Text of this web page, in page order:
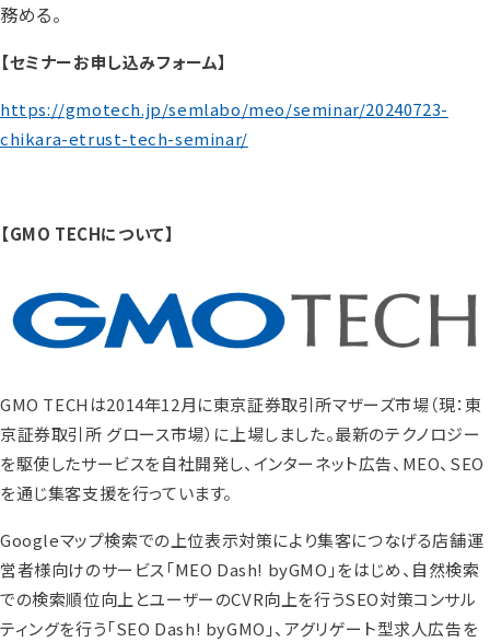
務める。
【セミナーお申し込みフォーム】
https://gmotech.jp/semlabo/meo/seminar/20240723-
chikara-etrust-tech-seminar/
【GMO TECHについて】
GMO TECHは2014年12月に東京証券取引所マザーズ市場（現：東
京証券取引所 グロース市場）に上場しました。最新のテクノロジー
を駆使したサービスを自社開発し、インターネット広告、MEO、SEO
を通じ集客支援を行っています。
Googleマップ検索での上位表示対策により集客につなげる店舗運
営者様向けのサービス「MEO Dash! byGMO」をはじめ、自然検索
での検索順位向上とユーザーのCVR向上を行うSEO対策コンサル
ティングを行う「SEO Dash! byGMO」、アグリゲート型求人広告を